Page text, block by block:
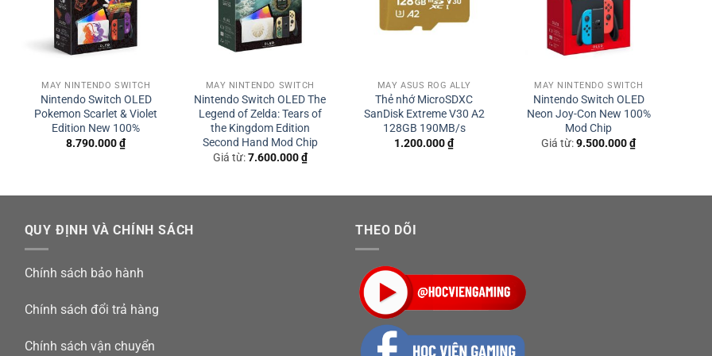
đố
ma, bí mật ẩn
Gloomy Manor – Cơ bản, giải đố nhẹ, Haunted Towers – Trồng cây, nước, hệ thực vật hay Old Clockworks – Máy
Nintendo Switch chính hãng giá tốt ở đâu?
MÁY NINTENDO SWITCH
Nintendo Switch OLED
Pokemon Scarlet & Violet
Edition New 100%
8.790.000₫
MÁY NINTENDO SWITCH
Nintendo Switch OLED The
Legend of Zelda: Tears of
the Kingdom Edition
Second Hand Mod Chip
Giá từ:7.600.000₫
MÁY ASUS ROG ALLY
Thẻ nhớ MicroSDXC
SanDisk Extreme V30 A2
128GB 190MB/s
1.200.000₫
MÁY NINTENDO SWITCH
Nintendo Switch OLED
Neon Joy-Con New 100%
Mod Chip
Giá từ:9.500.000₫
QUY ĐỊNH VÀ CHÍNH SÁCH
Chính sách bảo hành
Chính sách đổi trả hàng
Chính sách vận chuyển
THEO DÕI